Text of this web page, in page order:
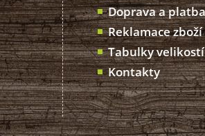
Doprava a platba
Reklamace zboží
Tabulky velikostí
Kontakty